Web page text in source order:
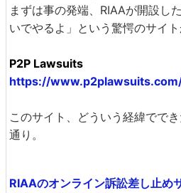
まずは事の発端、RIAAが開設し
いでやるよ」という驚愕のサイト
P2P Lawsuits
https://
このサイト、どういう経緯でで
通り。
RIAAのオンライン訴訟差し止め